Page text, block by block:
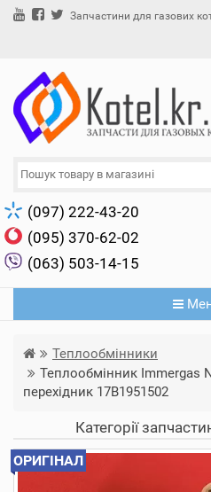
Запчастини для газових
(097) 222-43-20
(095) 370-62-02
(063) 503-14-15
Теплообмінники
Теплообмінник Immergas
перехідник 17B1951502
Категорії
ОРИГІНАЛ